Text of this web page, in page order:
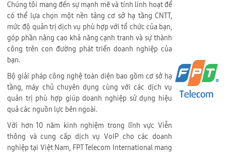
Chúng tôi mang đến sự mạnh mẽ và tính linh hoạt để
có thể lựa chọn một nền tảng cơ sở hạ tầng CNTT,
mức độ quản trị dịch vụ phù hợp với tổ chức của bạn,
góp phần nâng cao khả năng cạnh tranh và sự thành
công trên con đường phát triển doanh nghiệp của
bạn.
Bộ giải pháp công nghệ toàn diện bao gồm cơ sở hạ
tầng, máy chủ chuyên dụng cùng với các dịch vụ
quản trị phù hợp giúp doanh nghiệp sử dụng hiệu
quả các nguồn lực bên ngoài.
Với hơn 10 năm kinh nghiệm trong lĩnh vực Viễn
thông và cung cấp dịch vụ VoIP cho các doanh
nghiệp tại Việt Nam, FPT Telecom International mang